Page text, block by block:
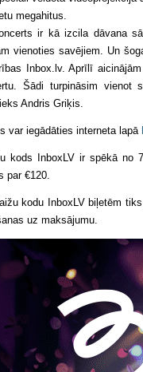
megahitus.
ir kā izcila dāvana
vienoties savējiem. Un
Inbox.lv. Aprīlī
Šādi turpināsim vienot
Andris Griķis.
var iegādāties interneta lapā
kods InboxLV ir spēkā no
par €120.
kodu InboxLV biļetēm
uz maksājumu.